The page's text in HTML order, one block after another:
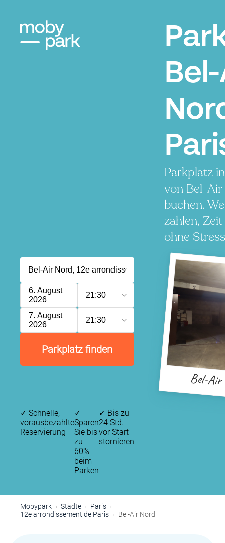
Parkplatz
von Bel-
buchen.
zahlen,
ohne
6. August
2026
21:30
7. August
2026
21:30
Parkplatz finden
Bel-
✓ Schnelle,
vorausbezahlte
Reservierung
✓
Sparen
Sie bis
zu
60%
beim
Parken
✓ Bis zu
24 Std.
vor Start
stornieren
Mobypark Städte
Paris
12e arrondissement de Paris
Bel-Air Nord